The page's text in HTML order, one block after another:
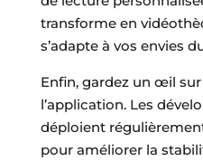
transforme en
s’adapte à vos envies
Enfin, gardez un œil
l’application. Les
déploient
pour améliorer la